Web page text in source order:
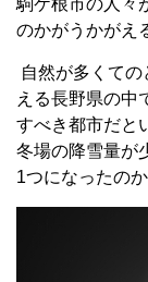
駒ケ根市の人々
のかがうかがえ
自然が多くて
える長野県の中
すべき都市だと
冬場の降雪量が
1つになったの